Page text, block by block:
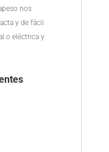
nos
y de fácil
o eléctrica y